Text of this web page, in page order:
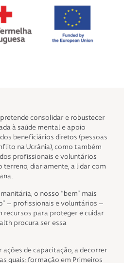
consolidar e robustecer
à saúde mental e apoio
beneficiários diretos (pessoas
na Ucrânia), como também
profissionais e voluntários
terreno, diariamente, a lidar com
o nosso “bem” mais
– profissionais e voluntários –
recursos para proteger e cuidar
procura ser essa
ações de capacitação, a decorrer
quais: formação em Primeiros